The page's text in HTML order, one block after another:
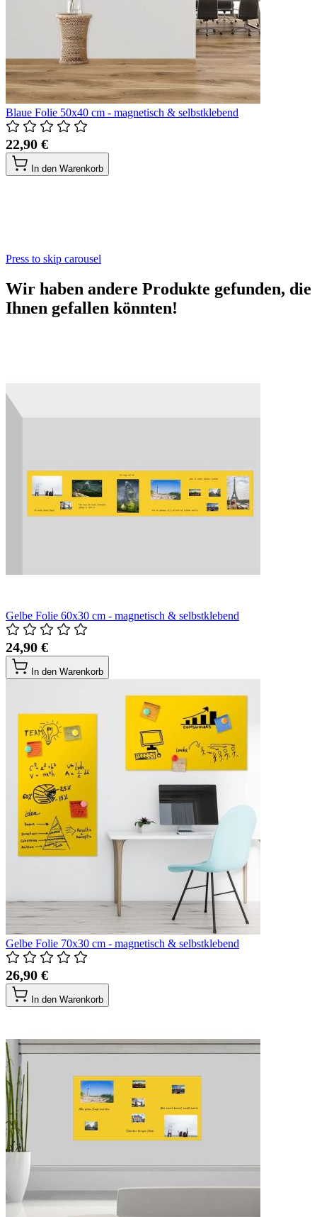
Blaue Folie 50x40 cm - magnetisch & selbstklebend
22,90 €
In den Warenkorb
Press to skip carousel
Wir haben andere Produkte gefunden, die
Ihnen gefallen könnten!
Gelbe Folie 60x30 cm - magnetisch & selbstklebend
24,90 €
In den Warenkorb
Gelbe Folie 70x30 cm - magnetisch & selbstklebend
26,90 €
In den Warenkorb